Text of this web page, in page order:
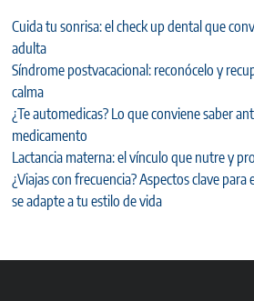
Cuida tu sonrisa: el check up dental que
adulta
Síndrome postvacacional: reconócelo y
calma
¿Te automedicas? Lo que conviene saber
medicamento
Lactancia materna: el vínculo que nutre y
¿Viajas con frecuencia? Aspectos clave
se adapte a tu estilo de vida